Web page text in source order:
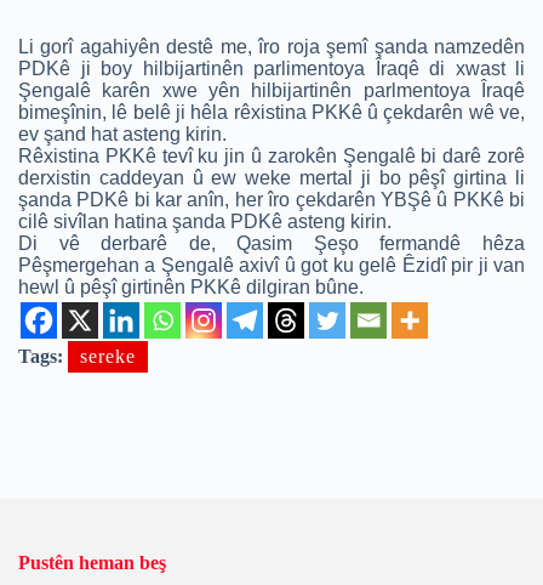
Li gorî agahiyên destê me, îro roja şemî şanda namzedên
PDKê ji boy hilbijartinên parlimentoya Îraqê di xwast li
Şengalê karên xwe yên hilbijartinên parlmentoya Îraqê
bimeşînin, lê belê ji hêla rêxistina PKKê û çekdarên wê ve,
ev şand hat asteng kirin.
Rêxistina PKKê tevî ku jin û zarokên Şengalê bi darê zorê
derxistin caddeyan û ew weke mertal ji bo pêşî girtina li
şanda PDKê bi kar anîn, her îro çekdarên YBŞê û PKKê bi
cilê sivîlan hatina şanda PDKê asteng kirin.
Di vê derbarê de, Qasim Şeşo fermandê hêza
Pêşmergehan a Şengalê axivî û got ku gelê Êzidî pir ji van
hewl û pêşî girtinên PKKê dilgiran bûne.
Tags: sereke
Pustên heman beş